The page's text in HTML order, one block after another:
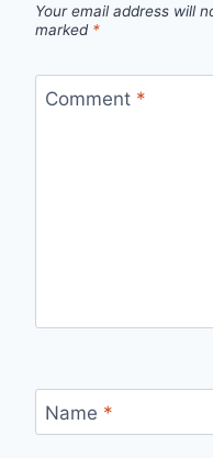
Your email address will
marked *
Comment *
Name *